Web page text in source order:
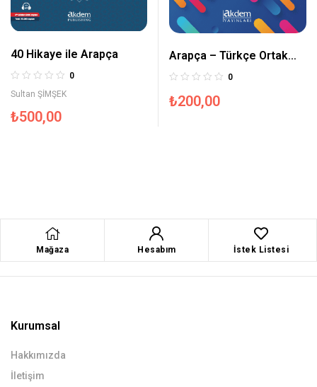
40 Hikaye ile Arapça
0
Sultan ŞİMŞEK
₺500,00
Arapça – Türkçe Ortak
Kelimeler
0
₺200,00
Mağaza Hesabım İstek Listesi
Kurumsal
Hakkımızda
İletişim